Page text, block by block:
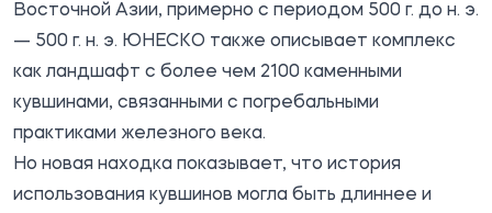
Восточной Азии, примерно с периодом 500 г. до н. э.
— 500 г. н. э. ЮНЕСКО также описывает комплекс
как ландшафт с более чем 2100 каменными
кувшинами, связанными с погребальными
практиками железного века.
Но новая находка показывает, что история
использования кувшинов могла быть длиннее и